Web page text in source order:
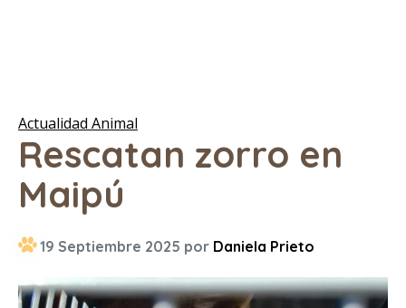
Actualidad Animal
Rescatan zorro en
Maipú
19 Septiembre 2025 por Daniela Prieto